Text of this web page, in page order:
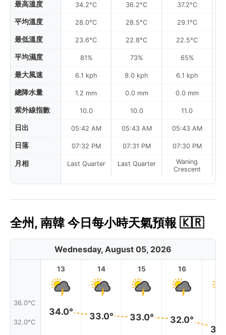
最高溫度
平均溫度
最低溫度
平均濕度
最大風速
總降水量
紫外線指數
日出
日落
月相
34.2°C
28.0°C
23.6°C
81%
6.1 kph
1.2 mm
10.0
05:42 AM
07:32 PM
Last Quarter
36.2°C
28.5°C
22.8°C
73%
9.0 kph
0.0 mm
10.0
05:43 AM
07:31 PM
Last Quarter
37.2°C
29.1°C
22.5°C
65%
6.1 kph
0.0 mm
11.0
05:43 AM
07:30 PM
Waning
Crescent
全州, 南韓 今日每小時天氣預報 🇰🇷
Wednesday, August 05, 2026
36.0°C
32.0°C
13
34.0°
14
33.0°
15
33.0°
16
32.0°